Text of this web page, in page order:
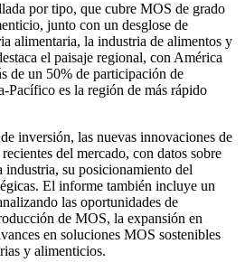
por tipo, que cubre MOS de grado
junto con un desglose de
alimentaria, la industria de alimentos y
el paisaje regional, con América
de un 50% de participación de
Pacífico es la región de más rápido
inversión, las nuevas innovaciones de
del mercado, con datos sobre
industria, su posicionamiento del
El informe también incluye un
las oportunidades de
de MOS, la expansión en
en soluciones MOS sostenibles
y alimenticios.